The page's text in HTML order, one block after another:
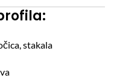
stakala